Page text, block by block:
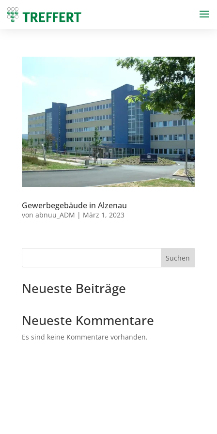
Gewerbegebäude in Alzenau
von abnuu_ADM | März 1, 2023
Suchen
Neueste Beiträge
Neueste Kommentare
Es sind keine Kommentare vorhanden.